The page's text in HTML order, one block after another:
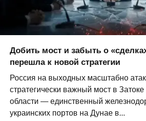
Добить мост и забыть о
перешла к новой стратегии
Россия на выходных масштабно
стратегически важный мост в
области — единственный
украинских портов на Дунае в...